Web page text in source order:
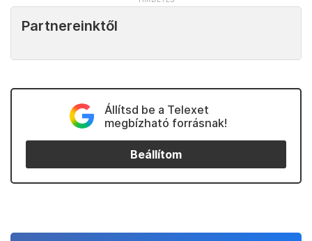
Partnereinktől
Állítsd be a Telexet
megbízható forrásnak!
Beállítom